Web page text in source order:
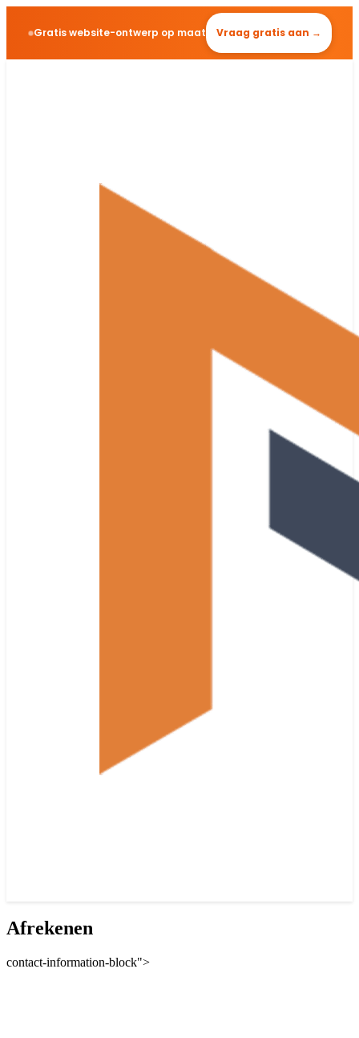
Gratis website-ontwerp op maat Vraag gratis aan →
Afrekenen
contact-information-block">